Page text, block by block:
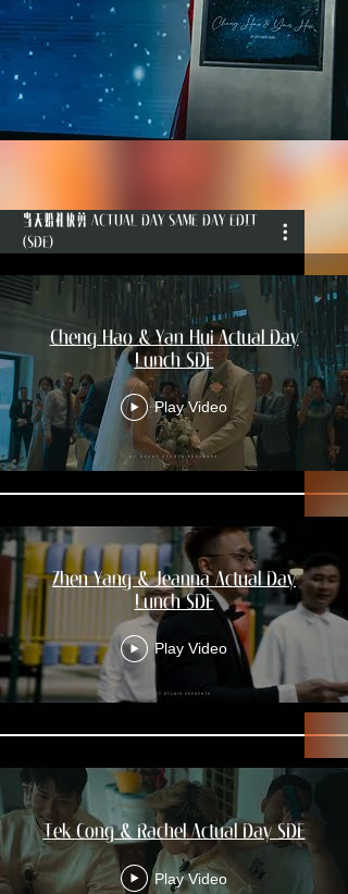
ACTUAL DAY SAME DAY EDIT (SDE)
作品集 WORKS
​当天婚礼快剪 ACTUAL DAY SAME DAY EDIT
(SDE)
Cheng Hao & Yan Hui Actual Day
Lunch SDE
Play Video
Zhen Yang & Jeanna Actual Day
Lunch SDE
Play Video
Tek Cong & Rachel Actual Day SDE
Play Video